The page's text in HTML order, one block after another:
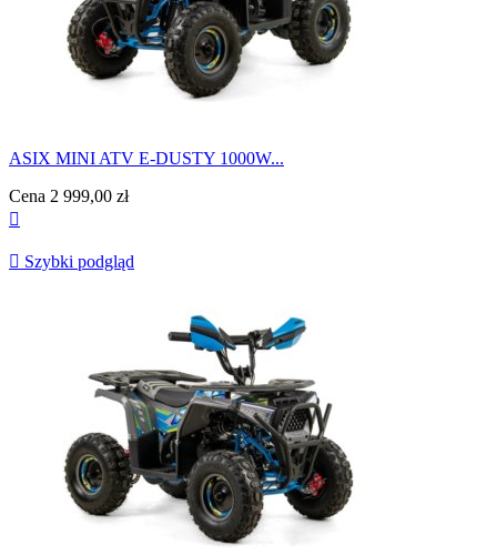
ASIX MINI ATV E-DUSTY 1000W...
Cena 2 999,00 zł

 Szybki podgląd